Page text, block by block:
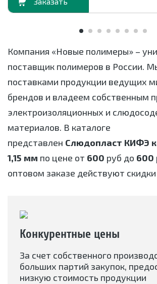
Расслаиваемость, не
более, %
ГОСТ
Толщина материала, мм
Компания «Новые полимеры» –
поставщик полимеров в России.
поставками продукции ведущих
брендов и владеем собственным
электроизоляционных и
материалов. В каталоге
представлен Слюдопласт КИФЭ
1,15 мм по цене от 600 руб до 600
оптовом заказе действуют
Конкурентные цены
За счет собственного
больших партий закупок,
низкую стоимость продукции